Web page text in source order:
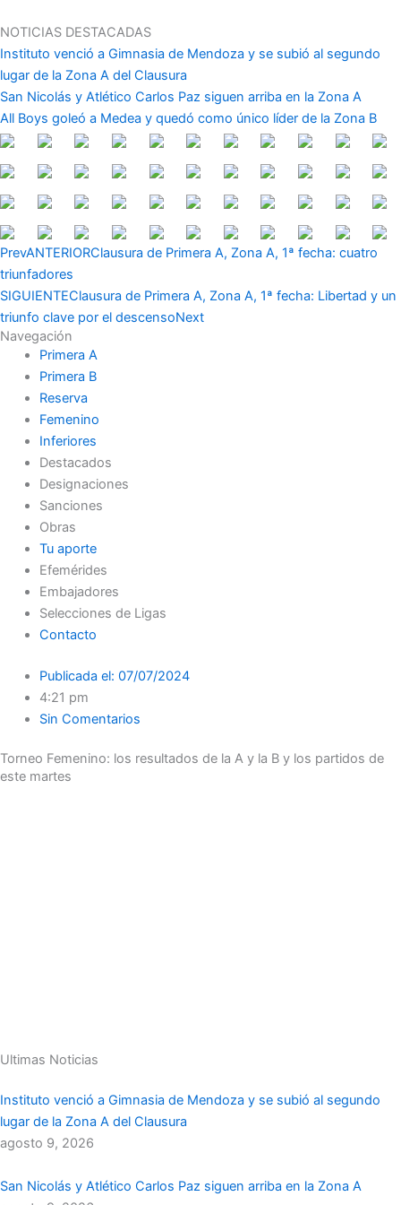
al
contenido
NOTICIAS DESTACADAS
Instituto venció a Gimnasia de Mendoza y se subió al segundo
lugar de la Zona A del Clausura
San Nicolás y Atlético Carlos Paz siguen arriba en la Zona A
All Boys goleó a Medea y quedó como único líder de la Zona B
PrevANTERIORClausura de Primera A, Zona A, 1ª fecha: cuatro
triunfadores
SIGUIENTEClausura de Primera A, Zona A, 1ª fecha: Libertad y un
triunfo clave por el descensoNext
Navegación
Primera A
Primera B
Reserva
Femenino
Inferiores
Destacados
Designaciones
Sanciones
Obras
Tu aporte
Efemérides
Embajadores
Selecciones de Ligas
Contacto
Publicada el: 07/07/2024
4:21 pm
Sin Comentarios
Torneo Femenino: los resultados de la A y la B y los partidos de
este martes
Ultimas Noticias
Instituto venció a Gimnasia de Mendoza y se subió al segundo
lugar de la Zona A del Clausura
agosto 9, 2026
San Nicolás y Atlético Carlos Paz siguen arriba en la Zona A